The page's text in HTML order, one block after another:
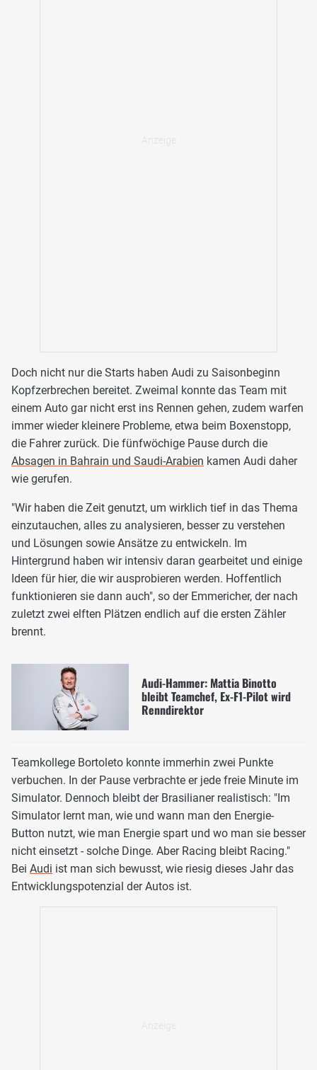
Doch nicht nur die Starts haben Audi zu Saisonbeginn
Kopfzerbrechen bereitet. Zweimal konnte das Team mit
einem Auto gar nicht erst ins Rennen gehen, zudem warfen
immer wieder kleinere Probleme, etwa beim Boxenstopp,
die Fahrer zurück. Die fünfwöchige Pause durch die
Absagen in Bahrain und Saudi-Arabien kamen Audi daher
wie gerufen.
"Wir haben die Zeit genutzt, um wirklich tief in das Thema
einzutauchen, alles zu analysieren, besser zu verstehen
und Lösungen sowie Ansätze zu entwickeln. Im
Hintergrund haben wir intensiv daran gearbeitet und einige
Ideen für hier, die wir ausprobieren werden. Hoffentlich
funktionieren sie dann auch", so der Emmericher, der nach
zuletzt zwei elften Plätzen endlich auf die ersten Zähler
brennt.
Audi-Hammer: Mattia Binotto
bleibt Teamchef, Ex-F1-Pilot wird
Renndirektor
Teamkollege Bortoleto konnte immerhin zwei Punkte
verbuchen. In der Pause verbrachte er jede freie Minute im
Simulator. Dennoch bleibt der Brasilianer realistisch: "Im
Simulator lernt man, wie und wann man den Energie-
Button nutzt, wie man Energie spart und wo man sie besser
nicht einsetzt - solche Dinge. Aber Racing bleibt Racing."
Bei Audi ist man sich bewusst, wie riesig dieses Jahr das
Entwicklungspotenzial der Autos ist.